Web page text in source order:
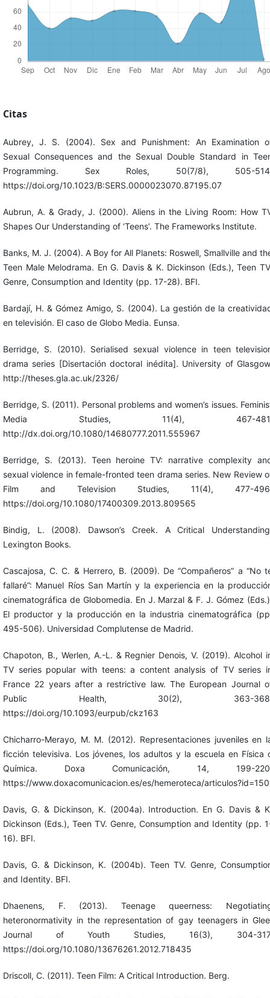
Citas
Aubrey, J. S. (2004). Sex and Punishment: An Examination
Sexual Consequences and the Sexual Double Standard in
Programming. Sex Roles, 50(7/8), 505-
https://doi.org/10.1023/B:SERS.0000023070.87195.07
Aubrun, A. & Grady, J. (2000). Aliens in the Living Room: How
Shapes Our Understanding of ‘Teens’. The Frameworks Institute.
Banks, M. J. (2004). A Boy for All Planets: Roswell, Smallville and
Teen Male Melodrama. En G. Davis & K. Dickinson (Eds.), Teen
Genre, Consumption and Identity (pp. 17-28). BFI.
Bardají, H. & Gómez Amigo, S. (2004). La gestión de la
en televisión. El caso de Globo Media. Eunsa.
Berridge, S. (2010). Serialised sexual violence in teen
drama series [Disertación doctoral inédita]. University of
http://theses.gla.ac.uk/2326/
Berridge, S. (2011). Personal problems and women’s issues.
Media Studies, 11(4), 467-
http://dx.doi.org/10.1080/14680777.2011.555967
Berridge, S. (2013). Teen heroine TV: narrative complexity
sexual violence in female-fronted teen drama series. New Review
Film and Television Studies, 11(4), 477-
https://doi.org/10.1080/17400309.2013.809565
Bindig, L. (2008). Dawson’s Creek. A Critical
Lexington Books.
Cascajosa, C. C. & Herrero, B. (2009). De “Compañeros” a “No
fallaré”: Manuel Ríos San Martín y la experiencia en la
cinematográfica de Globomedia. En J. Marzal & F. J. Gómez
El productor y la producción en la industria cinematográfica
495-506). Universidad Complutense de Madrid.
Chapoton, B., Werlen, A.-L. & Regnier Denois, V. (2019). Alcohol
TV series popular with teens: a content analysis of TV series
France 22 years after a restrictive law. The European Journal
Public Health, 30(2), 363-
https://doi.org/10.1093/eurpub/ckz163
Chicharro-Merayo, M. M. (2012). Representaciones juveniles en
ficción televisiva. Los jóvenes, los adultos y la escuela en Física
Química. Doxa Comunicación, 14, 199-
https://www.doxacomunicacion.es/es/hemeroteca/articulos?id=150
Davis, G. & Dickinson, K. (2004a). Introduction. En G. Davis &
Dickinson (Eds.), Teen TV. Genre, Consumption and Identity (pp.
16). BFI.
Davis, G. & Dickinson, K. (2004b). Teen TV. Genre,
and Identity. BFI.
Dhaenens, F. (2013). Teenage queerness:
heteronormativity in the representation of gay teenagers in
Journal of Youth Studies, 16(3), 304-
https://doi.org/10.1080/13676261.2012.718435
Driscoll, C. (2011). Teen Film: A Critical Introduction. Berg.